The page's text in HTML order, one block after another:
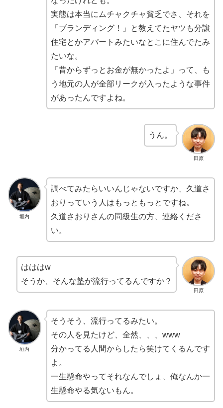
実態は本当にムチャクチャ貧乏でさ、それを
「ブランディング！」と教えてたヤツも分譲
住宅とかアパートみたいなとこに住んでたみ
たいな。
「昔からずっとお金が無かったよ」って、も
う地元の人が全部リークが入ったような事件
があったんですよね。
田原
うん。
垣内
調べてみたらいいんじゃないですか、久道さ
おりっていう人はもっともっとですね。
久道さおりさんの同級生の方、連絡くださ
い。
田原
はははw
そうか、そんな塾が流行ってるんですか？
垣内
そうそう、流行ってるみたい。
その人を見たけど、全然、、、www
分かってる人間からしたら笑けてくるんです
よ。
一生懸命やってそれなんでしょ、俺なんか一
生懸命やる気ないもん。